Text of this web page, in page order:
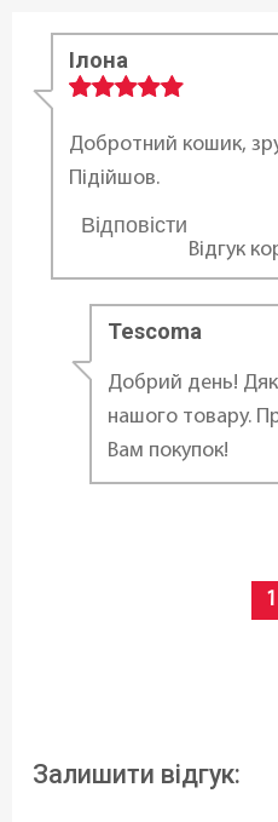
Статус товару:
В наявності
Чехія
Ілона
Добротний кошик,
Підійшов.
...Відповісти
Відгук
Tescoma
Добрий день!
нашого товару.
Вам покупок!
1
Залишити відгук: